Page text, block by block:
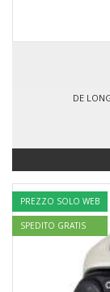
DE
PREZZO SOLO WEB
SPEDITO GRATIS